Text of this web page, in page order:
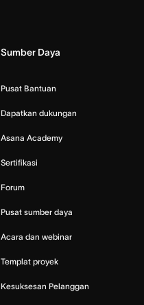
Sumber Daya
Pusat Bantuan
Dapatkan dukungan
Asana Academy
Sertifikasi
Forum
Pusat sumber daya
Acara dan webinar
Templat proyek
Kesuksesan Pelanggan